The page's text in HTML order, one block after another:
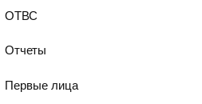
ОТВС
Отчеты
Первые лица